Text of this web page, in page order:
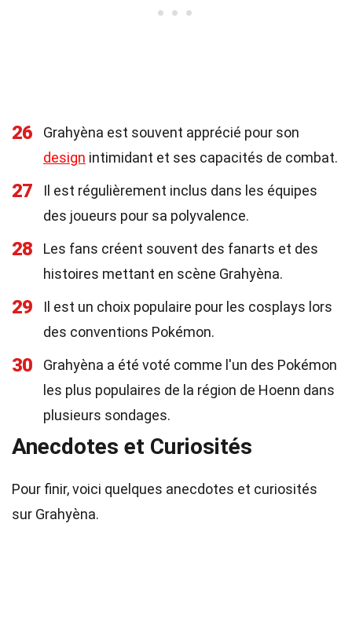
26
Grahyèna est souvent apprécié pour son
design intimidant et ses capacités de combat.
27
Il est régulièrement inclus dans les équipes
des joueurs pour sa polyvalence.
28
Les fans créent souvent des fanarts et des
histoires mettant en scène Grahyèna.
29
Il est un choix populaire pour les cosplays lors
des conventions Pokémon.
30
Grahyèna a été voté comme l'un des Pokémon
les plus populaires de la région de Hoenn dans
plusieurs sondages.
Anecdotes et Curiosités
Pour finir, voici quelques anecdotes et curiosités
sur Grahyèna.